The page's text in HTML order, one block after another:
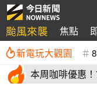
颱風來襲 焦點
新電玩大觀園
本周咖啡優惠